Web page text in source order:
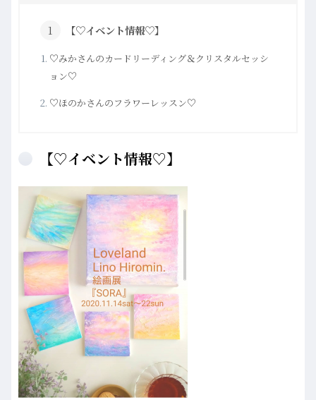
【♡イベント情報♡】
♡みかさんのカードリーディング＆クリスタルセッシ
ョン♡
♡ほのかさんのフラワーレッスン♡
【♡イベント情報♡】